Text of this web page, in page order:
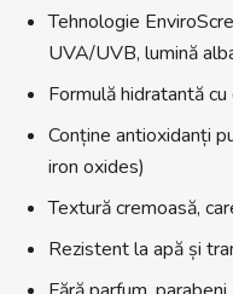
Tehnologie
UVA/UVB, lumină
Formulă hidratantă
Conține antioxidanți
iron oxides)
Textură cremoasă,
Rezistent la apă și